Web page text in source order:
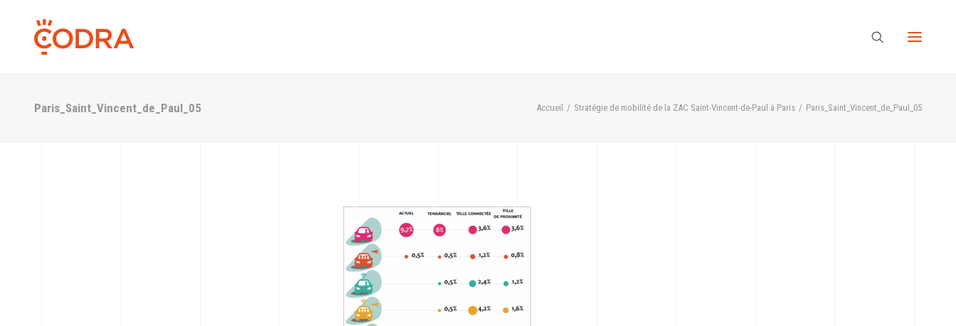
Paris_Saint_Vincent_de_Paul_05 Accueil Stratégie de mobilité de la ZAC Saint-Vincent-de-Paul à Paris Paris_Saint_Vincent_de_Paul_05